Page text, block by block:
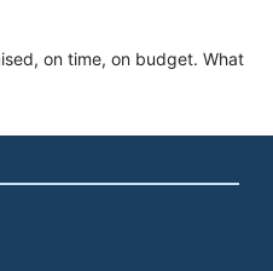
on time, on budget. What